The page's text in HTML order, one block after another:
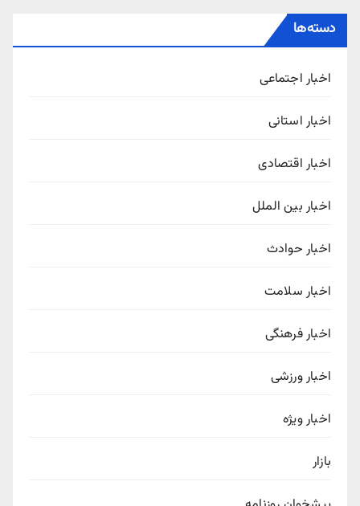
دسته‌ها
اخبار اجتماعی
اخبار استانی
اخبار اقتصادی
اخبار بین الملل
اخبار حوادث
اخبار سلامت
اخبار فرهنگی
اخبار ورزشی
اخبار ویژه
بازار